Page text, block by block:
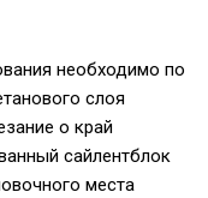
необходимо по
слоя
о край
сайлентблок
места